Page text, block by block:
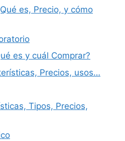
es, Precio, y cómo
es y cuál Comprar?
Precios, usos…
Tipos, Precios,